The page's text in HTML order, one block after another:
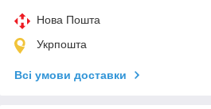
Нова Пошта
Укрпошта
Всі умови доставки